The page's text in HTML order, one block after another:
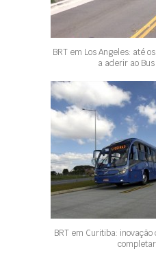
BRT em Los Angeles: até
a aderir ao
BRT em Curitiba: